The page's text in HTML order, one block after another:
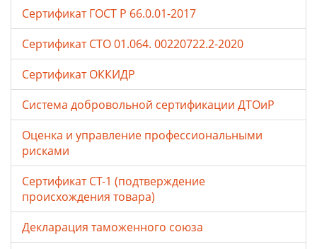
Сертификат ГОСТ Р 66.0.01-2017
Сертификат СТО 01.064. 00220722.2-2020
Сертификат ОККИДР
Система добровольной сертификации ДТОиР
Оценка и управление профессиональными
рисками
Сертификат СТ-1 (подтверждение
происхождения товара)
Декларация таможенного союза